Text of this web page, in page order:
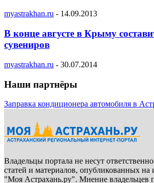
myastrakhan.ru - 14.09.2013
В конце августе в Крыму
сувениров
myastrakhan.ru - 30.07.2014
Наши партнёры
Заправка кондиционера автомобиля в
Владельцы портала не несут
статей и материалов, опубликованных на
"Моя Астрахань.ру". Мнение владельцев